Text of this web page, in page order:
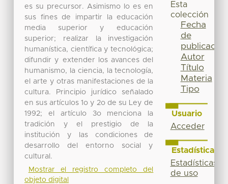
es su precursor. Asimismo lo es en
sus fines de impartir la educación
media superior y educación
superior; realizar la investigación
humanística, científica y tecnológica;
difundir y extender los avances del
humanismo, la ciencia, la tecnología,
el arte y otras manifestaciones de la
cultura. Principio jurídico señalado
en sus artículos 1o y 2o de su Ley de
1992; el artículo 3o menciona la
tradición y el prestigio de la
institución y las condiciones de
desarrollo del entorno social y
cultural.
Mostrar el registro completo del
objeto digital
Esta
colección
Fecha
de
publicación
Autor
Título
Materia
Tipo
Usuario
Acceder
Estadísticas
Estadísticas
de uso